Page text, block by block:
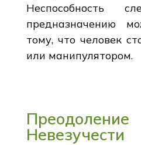
Неспособность
предназначению
тому, что человек
или манипулятором.
Невезучести